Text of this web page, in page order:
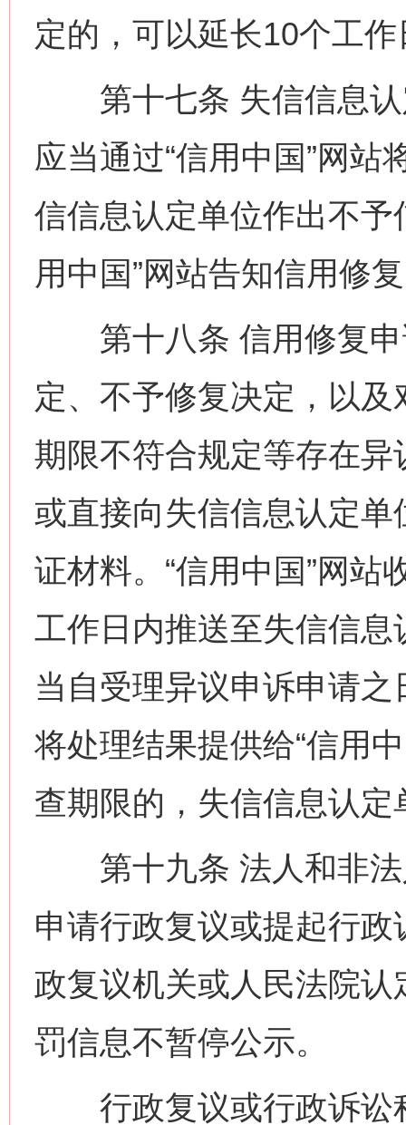
定的，可以延长10个工作
第十七条 失信信息认
应当通过“信用中国”网
信信息认定单位作出不予
用中国”网站告知信用修
第十八条 信用修复申
定、不予修复决定，以
期限不符合规定等存在异
或直接向失信信息认定
证材料。“信用中国”网站
工作日内推送至失信信
当自受理异议申诉申请
将处理结果提供给“信用
查期限的，失信信息认
第十九条 法人和非法
申请行政复议或提起行
政复议机关或人民法院
罚信息不暂停公示。
行政复议或行政诉讼